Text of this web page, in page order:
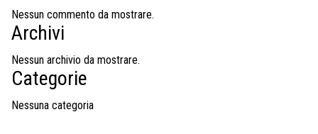
PALAZZO DELLE MUSE
Nessun commento da mostrare.
Archivi
Nessun archivio da mostrare.
Categorie
Nessuna categoria